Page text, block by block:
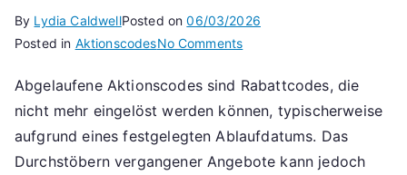
By Lydia CaldwellPosted on06/03/2026
Posted in AktionscodesNo Commentson
Aktionscodes:
Aktionscodes,
Frühere
Angebote,
Abgelaufene Aktionscodes sind Rabattcodes, die
nicht mehr eingelöst werden können, typischerweise
aufgrund eines festgelegten Ablaufdatums. Das
Durchstöbern vergangener Angebote kann jedoch